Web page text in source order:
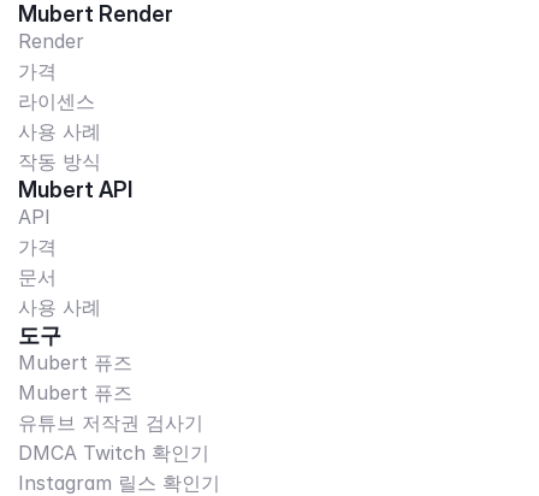
Mubert Render
Render
가격
라이센스
사용 사례
작동 방식
Mubert API
API
가격
문서
사용 사례
도구
Mubert 퓨즈
Mubert 퓨즈
유튜브 저작권 검사기
DMCA Twitch 확인기
Instagram 릴스 확인기